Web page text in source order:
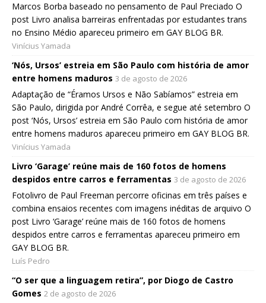
Marcos Borba baseado no pensamento de Paul Preciado O
post Livro analisa barreiras enfrentadas por estudantes trans
no Ensino Médio apareceu primeiro em GAY BLOG BR.
Vinícius Yamada
‘Nós, Ursos’ estreia em São Paulo com história de amor
entre homens maduros 3 de agosto de 2026
Adaptação de “Éramos Ursos e Não Sabíamos” estreia em
São Paulo, dirigida por André Corrêa, e segue até setembro O
post ‘Nós, Ursos’ estreia em São Paulo com história de amor
entre homens maduros apareceu primeiro em GAY BLOG BR.
Vinícius Yamada
Livro ‘Garage’ reúne mais de 160 fotos de homens
despidos entre carros e ferramentas 3 de agosto de 2026
Fotolivro de Paul Freeman percorre oficinas em três países e
combina ensaios recentes com imagens inéditas de arquivo O
post Livro ‘Garage’ reúne mais de 160 fotos de homens
despidos entre carros e ferramentas apareceu primeiro em
GAY BLOG BR.
Luís Pedro
“O ser que a linguagem retira”, por Diogo de Castro
Gomes 2 de agosto de 2026